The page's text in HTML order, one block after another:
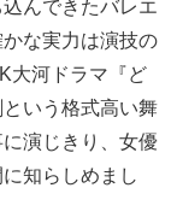
んできたバレエ
な実力は演技の
大河ドラマ『ど
いう格式高い舞
演じきり、女優
知らしめまし